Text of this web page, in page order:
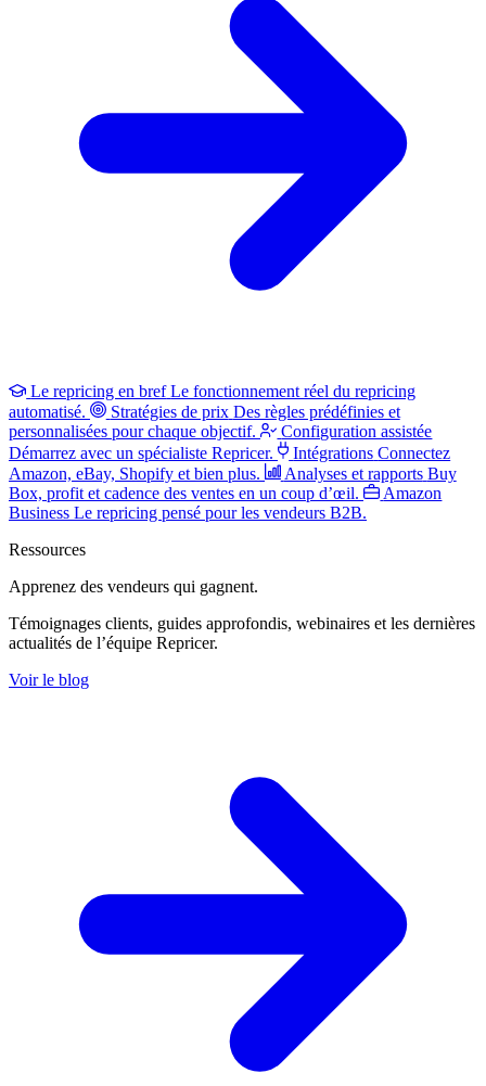
Le repricing en bref Le fonctionnement réel du repricing
automatisé.
Stratégies de prix Des règles prédéfinies et
personnalisées pour chaque objectif.
Configuration assistée
Démarrez avec un spécialiste Repricer.
Intégrations Connectez
Amazon, eBay, Shopify et bien plus.
Analyses et rapports Buy
Box, profit et cadence des ventes en un coup d’œil.
Amazon
Business Le repricing pensé pour les vendeurs B2B.
Ressources
Apprenez des vendeurs qui gagnent.
Témoignages clients, guides approfondis, webinaires et les dernières
actualités de l’équipe Repricer.
Voir le blog